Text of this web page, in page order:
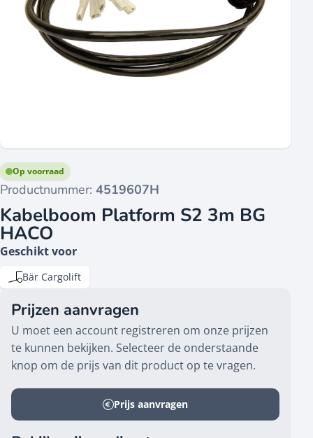
Productnummer: 4519607H
Op voorraad
Kabelboom Platform S2 3m BG
HACO
Geschikt voor
Bär Cargolift
Prijzen aanvragen
U moet een account registreren om onze prijzen
te kunnen bekijken. Selecteer de onderstaande
knop om de prijs van dit product op te vragen.
Prijs aanvragen